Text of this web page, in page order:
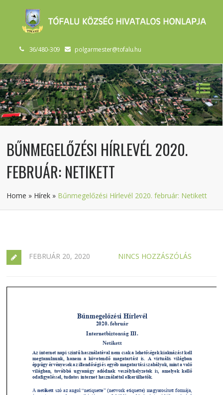
36/480-309 polgarmester@tofalu.hu
BŰNMEGELŐZÉSI HÍRLEVÉL 2020.
FEBRUÁR: NETIKETT
Home » Hírek » Bűnmegelőzési Hírlevél 2020. február: Netikett
FEBRUÁR 20, 2020 NINCS HOZZÁSZÓLÁS